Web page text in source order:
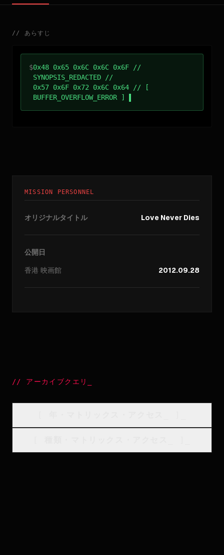
// あらすじ
$0x48 0x65 0x6C 0x6C 0x6F //
SYNOPSIS_REDACTED //
0x57 0x6F 0x72 0x6C 0x64 // [
BUFFER_OVERFLOW_ERROR ]
MISSION PERSONNEL
オリジナルタイトル Love Never Dies
公開日
香港 映画館 2012.09.28
// アーカイブクエリ